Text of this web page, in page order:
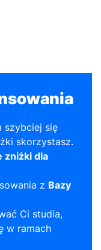
szybciej się
skorzystasz.
zniżki dla
z Bazy
Ci studia,
w ramach